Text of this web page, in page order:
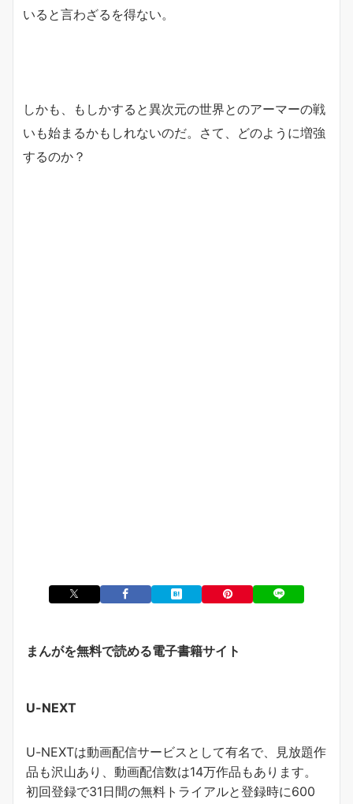
いると言わざるを得ない。
しかも、もしかすると異次元の世界とのアーマーの戦
いも始まるかもしれないのだ。さて、どのように増強
するのか？
まんがを無料で読める電子書籍サイト
U-NEXT
U-NEXTは動画配信サービスとして有名で、見放題作
品も沢山あり、動画配信数は14万作品もあります。
初回登録で31日間の無料トライアルと登録時に600